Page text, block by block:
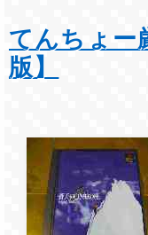
てんちょー
版】